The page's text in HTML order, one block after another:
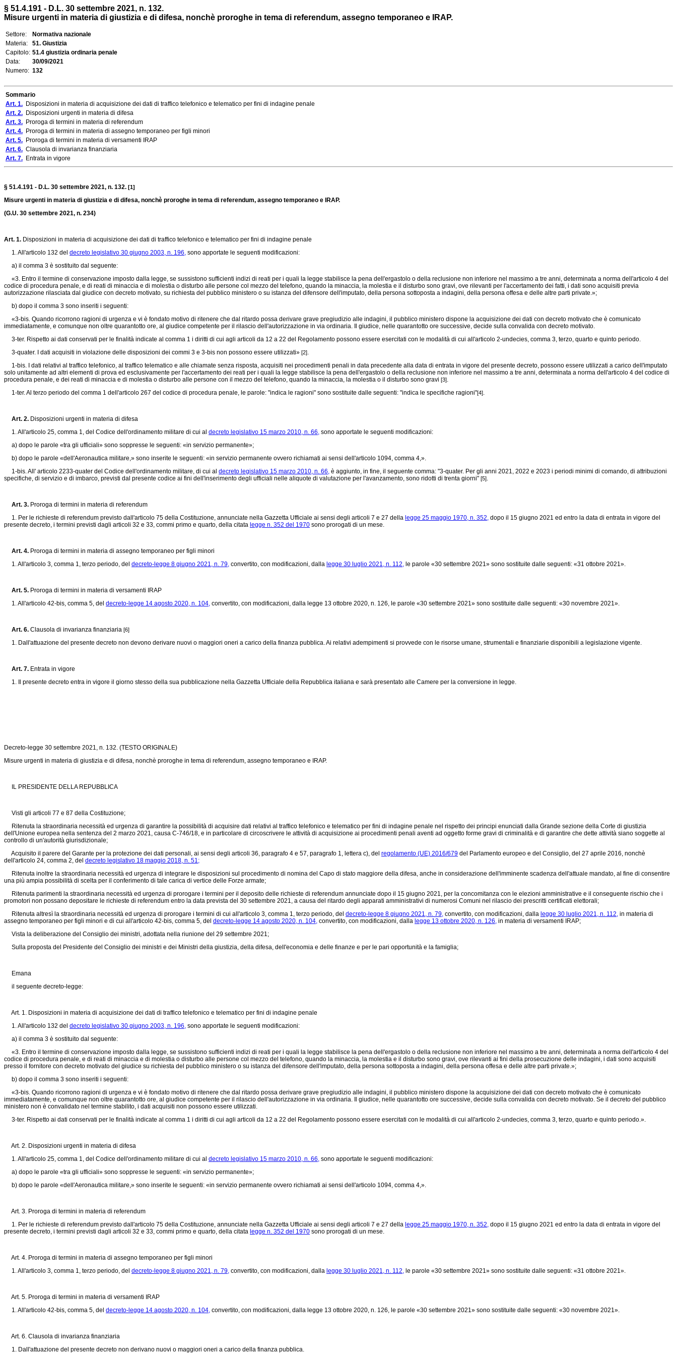
§ 51.4.191 - D.L. 30 settembre 2021, n. 132.
Misure urgenti in materia di giustizia e di difesa, nonchè proroghe in tema di referendum, assegno temporaneo e IRAP.
Settore:
Normativa nazionale
Materia:
51. Giustizia
Capitolo: 51.4 giustizia ordinaria penale
Data:
30/09/2021
Numero: 132
Sommario
Art. 1. Disposizioni in materia di acquisizione dei dati di traffico telefonico e telematico per fini di indagine penale
Art. 2. Disposizioni urgenti in materia di difesa
Art. 3. Proroga di termini in materia di referendum
Art. 4. Proroga di termini in materia di assegno temporaneo per figli minori
Art. 5. Proroga di termini in materia di versamenti IRAP
Art. 6. Clausola di invarianza finanziaria
Art. 7. Entrata in vigore
§ 51.4.191 - D.L. 30 settembre 2021, n. 132. [1]
Misure urgenti in materia di giustizia e di difesa, nonchè proroghe in tema di referendum, assegno temporaneo e IRAP.
(G.U. 30 settembre 2021, n. 234)
Art. 1. Disposizioni in materia di acquisizione dei dati di traffico telefonico e telematico per fini di indagine penale
1. All'articolo 132 del decreto legislativo 30 giugno 2003, n. 196, sono apportate le seguenti modificazioni:
a) il comma 3 è sostituito dal seguente:
«3. Entro il termine di conservazione imposto dalla legge, se sussistono sufficienti indizi di reati per i quali la legge stabilisce la pena dell'ergastolo o della reclusione non inferiore nel massimo a tre anni, determinata a norma dell'articolo 4 del
codice di procedura penale, e di reati di minaccia e di molestia o disturbo alle persone col mezzo del telefono, quando la minaccia, la molestia e il disturbo sono gravi, ove rilevanti per l'accertamento dei fatti, i dati sono acquisiti previa
autorizzazione rilasciata dal giudice con decreto motivato, su richiesta del pubblico ministero o su istanza del difensore dell'imputato, della persona sottoposta a indagini, della persona offesa e delle altre parti private.»;
b) dopo il comma 3 sono inseriti i seguenti:
«3-bis. Quando ricorrono ragioni di urgenza e vi è fondato motivo di ritenere che dal ritardo possa derivare grave pregiudizio alle indagini, il pubblico ministero dispone la acquisizione dei dati con decreto motivato che è comunicato
immediatamente, e comunque non oltre quarantotto ore, al giudice competente per il rilascio dell'autorizzazione in via ordinaria. Il giudice, nelle quarantotto ore successive, decide sulla convalida con decreto motivato.
3-ter. Rispetto ai dati conservati per le finalità indicate al comma 1 i diritti di cui agli articoli da 12 a 22 del Regolamento possono essere esercitati con le modalità di cui all'articolo 2-undecies, comma 3, terzo, quarto e quinto periodo.
3-quater. I dati acquisiti in violazione delle disposizioni dei commi 3 e 3-bis non possono essere utilizzati» [2].
1-bis. I dati relativi al traffico telefonico, al traffico telematico e alle chiamate senza risposta, acquisiti nei procedimenti penali in data precedente alla data di entrata in vigore del presente decreto, possono essere utilizzati a carico dell'imputato
solo unitamente ad altri elementi di prova ed esclusivamente per l'accertamento dei reati per i quali la legge stabilisce la pena dell'ergastolo o della reclusione non inferiore nel massimo a tre anni, determinata a norma dell'articolo 4 del codice di
procedura penale, e dei reati di minaccia e di molestia o disturbo alle persone con il mezzo del telefono, quando la minaccia, la molestia o il disturbo sono gravi [3].
1-ter. Al terzo periodo del comma 1 dell'articolo 267 del codice di procedura penale, le parole: "indica le ragioni" sono sostituite dalle seguenti: "indica le specifiche ragioni"[4].
Art. 2. Disposizioni urgenti in materia di difesa
1. All'articolo 25, comma 1, del Codice dell'ordinamento militare di cui al decreto legislativo 15 marzo 2010, n. 66, sono apportate le seguenti modificazioni:
a) dopo le parole «tra gli ufficiali» sono soppresse le seguenti: «in servizio permanente»;
b) dopo le parole «dell'Aeronautica militare,» sono inserite le seguenti: «in servizio permanente ovvero richiamati ai sensi dell'articolo 1094, comma 4,».
1-bis. All' articolo 2233-quater del Codice dell'ordinamento militare, di cui al decreto legislativo 15 marzo 2010, n. 66, è aggiunto, in fine, il seguente comma: "3-quater. Per gli anni 2021, 2022 e 2023 i periodi minimi di comando, di attribuzioni
specifiche, di servizio e di imbarco, previsti dal presente codice ai fini dell'inserimento degli ufficiali nelle aliquote di valutazione per l'avanzamento, sono ridotti di trenta giorni" [5].
Art. 3. Proroga di termini in materia di referendum
1. Per le richieste di referendum previsto dall'articolo 75 della Costituzione, annunciate nella Gazzetta Ufficiale ai sensi degli articoli 7 e 27 della legge 25 maggio 1970, n. 352, dopo il 15 giugno 2021 ed entro la data di entrata in vigore del
presente decreto, i termini previsti dagli articoli 32 e 33, commi primo e quarto, della citata legge n. 352 del 1970 sono prorogati di un mese.
Art. 4. Proroga di termini in materia di assegno temporaneo per figli minori
1. All'articolo 3, comma 1, terzo periodo, del decreto-legge 8 giugno 2021, n. 79, convertito, con modificazioni, dalla legge 30 luglio 2021, n. 112, le parole «30 settembre 2021» sono sostituite dalle seguenti: «31 ottobre 2021».
Art. 5. Proroga di termini in materia di versamenti IRAP
1. All'articolo 42-bis, comma 5, del decreto-legge 14 agosto 2020, n. 104, convertito, con modificazioni, dalla legge 13 ottobre 2020, n. 126, le parole «30 settembre 2021» sono sostituite dalle seguenti: «30 novembre 2021».
Art. 6. Clausola di invarianza finanziaria [6]
1. Dall'attuazione del presente decreto non devono derivare nuovi o maggiori oneri a carico della finanza pubblica. Ai relativi adempimenti si provvede con le risorse umane, strumentali e finanziarie disponibili a legislazione vigente.
Art. 7. Entrata in vigore
1. Il presente decreto entra in vigore il giorno stesso della sua pubblicazione nella Gazzetta Ufficiale della Repubblica italiana e sarà presentato alle Camere per la conversione in legge.
Decreto-legge 30 settembre 2021, n. 132. (TESTO ORIGINALE)
Misure urgenti in materia di giustizia e di difesa, nonchè proroghe in tema di referendum, assegno temporaneo e IRAP.
IL PRESIDENTE DELLA REPUBBLICA
Visti gli articoli 77 e 87 della Costituzione;
Ritenuta la straordinaria necessità ed urgenza di garantire la possibilità di acquisire dati relativi al traffico telefonico e telematico per fini di indagine penale nel rispetto dei principi enunciati dalla Grande sezione della Corte di giustizia
dell'Unione europea nella sentenza del 2 marzo 2021, causa C-746/18, e in particolare di circoscrivere le attività di acquisizione ai procedimenti penali aventi ad oggetto forme gravi di criminalità e di garantire che dette attività siano soggette al
controllo di un'autorità giurisdizionale;
Acquisito il parere del Garante per la protezione dei dati personali, ai sensi degli articoli 36, paragrafo 4 e 57, paragrafo 1, lettera c), del regolamento (UE) 2016/679 del Parlamento europeo e del Consiglio, del 27 aprile 2016, nonchè
dell'articolo 24, comma 2, del decreto legislativo 18 maggio 2018, n. 51;
Ritenuta inoltre la straordinaria necessità ed urgenza di integrare le disposizioni sul procedimento di nomina del Capo di stato maggiore della difesa, anche in considerazione dell'imminente scadenza dell'attuale mandato, al fine di consentire
una più ampia possibilità di scelta per il conferimento di tale carica di vertice delle Forze armate;
Ritenuta parimenti la straordinaria necessità ed urgenza di prorogare i termini per il deposito delle richieste di referendum annunciate dopo il 15 giugno 2021, per la concomitanza con le elezioni amministrative e il conseguente rischio che i
promotori non possano depositare le richieste di referendum entro la data prevista del 30 settembre 2021, a causa del ritardo degli apparati amministrativi di numerosi Comuni nel rilascio dei prescritti certificati elettorali;
Ritenuta altresì la straordinaria necessità ed urgenza di prorogare i termini di cui all'articolo 3, comma 1, terzo periodo, del decreto-legge 8 giugno 2021, n. 79, convertito, con modificazioni, dalla legge 30 luglio 2021, n. 112, in materia di
assegno temporaneo per figli minori e di cui all'articolo 42-bis, comma 5, del decreto-legge 14 agosto 2020, n. 104, convertito, con modificazioni, dalla legge 13 ottobre 2020, n. 126, in materia di versamenti IRAP;
Vista la deliberazione del Consiglio dei ministri, adottata nella riunione del 29 settembre 2021;
Sulla proposta del Presidente del Consiglio dei ministri e dei Ministri della giustizia, della difesa, dell'economia e delle finanze e per le pari opportunità e la famiglia;
Emana
il seguente decreto-legge:
Art. 1. Disposizioni in materia di acquisizione dei dati di traffico telefonico e telematico per fini di indagine penale
1. All'articolo 132 del decreto legislativo 30 giugno 2003, n. 196, sono apportate le seguenti modificazioni:
a) il comma 3 è sostituito dal seguente:
«3. Entro il termine di conservazione imposto dalla legge, se sussistono sufficienti indizi di reati per i quali la legge stabilisce la pena dell'ergastolo o della reclusione non inferiore nel massimo a tre anni, determinata a norma dell'articolo 4 del
codice di procedura penale, e di reati di minaccia e di molestia o disturbo alle persone col mezzo del telefono, quando la minaccia, la molestia e il disturbo sono gravi, ove rilevanti ai fini della prosecuzione delle indagini, i dati sono acquisiti
presso il fornitore con decreto motivato del giudice su richiesta del pubblico ministero o su istanza del difensore dell'imputato, della persona sottoposta a indagini, della persona offesa e delle altre parti private.»;
b) dopo il comma 3 sono inseriti i seguenti:
«3-bis. Quando ricorrono ragioni di urgenza e vi è fondato motivo di ritenere che dal ritardo possa derivare grave pregiudizio alle indagini, il pubblico ministero dispone la acquisizione dei dati con decreto motivato che è comunicato
immediatamente, e comunque non oltre quarantotto ore, al giudice competente per il rilascio dell'autorizzazione in via ordinaria. Il giudice, nelle quarantotto ore successive, decide sulla convalida con decreto motivato. Se il decreto del pubblico
ministero non è convalidato nel termine stabilito, i dati acquisiti non possono essere utilizzati.
3-ter. Rispetto ai dati conservati per le finalità indicate al comma 1 i diritti di cui agli articoli da 12 a 22 del Regolamento possono essere esercitati con le modalità di cui all'articolo 2-undecies, comma 3, terzo, quarto e quinto periodo.».
Art. 2. Disposizioni urgenti in materia di difesa
1. All'articolo 25, comma 1, del Codice dell'ordinamento militare di cui al decreto legislativo 15 marzo 2010, n. 66, sono apportate le seguenti modificazioni:
a) dopo le parole «tra gli ufficiali» sono soppresse le seguenti: «in servizio permanente»;
b) dopo le parole «dell'Aeronautica militare,» sono inserite le seguenti: «in servizio permanente ovvero richiamati ai sensi dell'articolo 1094, comma 4,».
Art. 3. Proroga di termini in materia di referendum
1. Per le richieste di referendum previsto dall'articolo 75 della Costituzione, annunciate nella Gazzetta Ufficiale ai sensi degli articoli 7 e 27 della legge 25 maggio 1970, n. 352, dopo il 15 giugno 2021 ed entro la data di entrata in vigore del
presente decreto, i termini previsti dagli articoli 32 e 33, commi primo e quarto, della citata legge n. 352 del 1970 sono prorogati di un mese.
Art. 4. Proroga di termini in materia di assegno temporaneo per figli minori
1. All'articolo 3, comma 1, terzo periodo, del decreto-legge 8 giugno 2021, n. 79, convertito, con modificazioni, dalla legge 30 luglio 2021, n. 112, le parole «30 settembre 2021» sono sostituite dalle seguenti: «31 ottobre 2021».
Art. 5. Proroga di termini in materia di versamenti IRAP
1. All'articolo 42-bis, comma 5, del decreto-legge 14 agosto 2020, n. 104, convertito, con modificazioni, dalla legge 13 ottobre 2020, n. 126, le parole «30 settembre 2021» sono sostituite dalle seguenti: «30 novembre 2021».
Art. 6. Clausola di invarianza finanziaria
1. Dall'attuazione del presente decreto non derivano nuovi o maggiori oneri a carico della finanza pubblica.